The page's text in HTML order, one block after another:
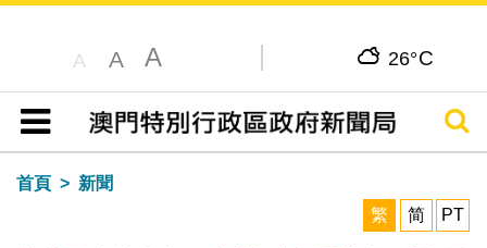
A A A 26°C
目錄
搜尋
首頁
新聞
繁
简 PT